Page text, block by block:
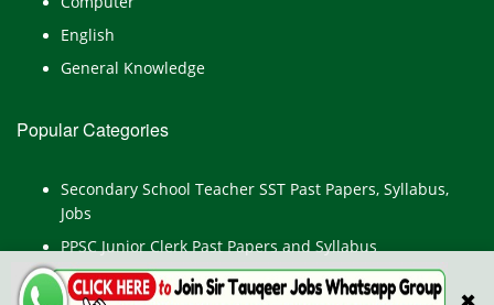
English
General Knowledge
Popular Categories
Secondary School Teacher SST Past Papers, Syllabus,
Jobs
PPSC Junior Clerk Past Papers and Syllabus
Junior Computer Operator Past Papers and Syllabus